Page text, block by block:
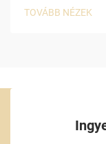
TOVÁBB NÉZEK